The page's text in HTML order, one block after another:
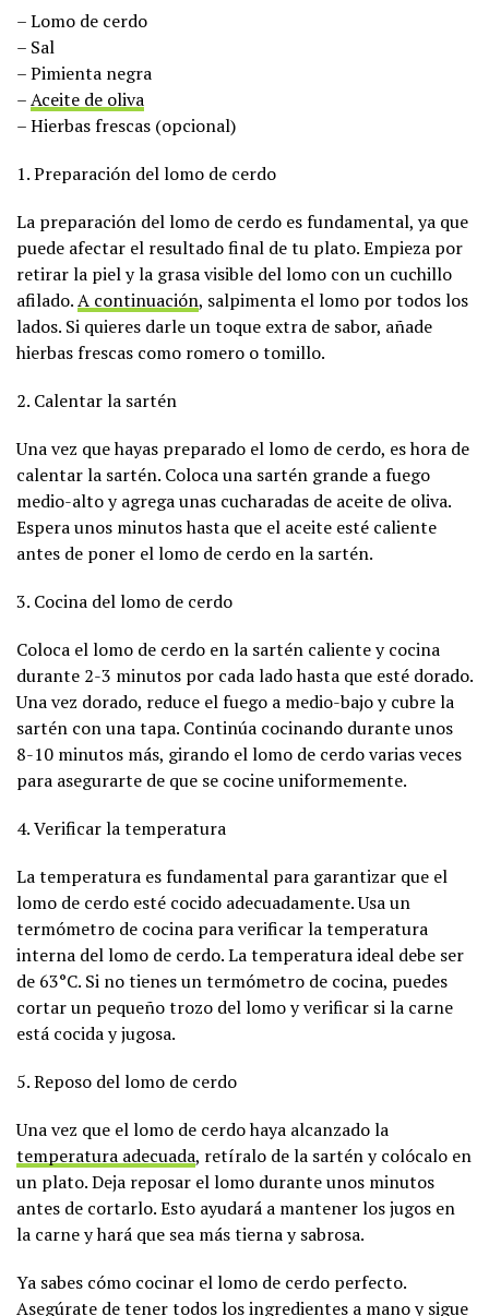
– Lomo de cerdo
– Sal
– Pimienta negra
–Aceite de oliva
– Hierbas frescas (opcional)
1. Preparación del lomo de cerdo
La preparación del lomo de cerdo es fundamental, ya que
puede afectar el resultado final de tu plato. Empieza por
retirar la piel y la grasa visible del lomo con un cuchillo
afilado.A continuación, salpimenta el lomo por todos los
lados. Si quieres darle un toque extra de sabor, añade
hierbas frescas como romero o tomillo.
2. Calentar la sartén
Una vez que hayas preparado el lomo de cerdo, es hora de
calentar la sartén. Coloca una sartén grande a fuego
medio-alto y agrega unas cucharadas de aceite de oliva.
Espera unos minutos hasta que el aceite esté caliente
antes de poner el lomo de cerdo en la sartén.
3. Cocina del lomo de cerdo
Coloca el lomo de cerdo en la sartén caliente y cocina
durante 2-3 minutos por cada lado hasta que esté dorado.
Una vez dorado, reduce el fuego a medio-bajo y cubre la
sartén con una tapa. Continúa cocinando durante unos
8-10 minutos más, girando el lomo de cerdo varias veces
para asegurarte de que se cocine uniformemente.
4. Verificar la temperatura
La temperatura es fundamental para garantizar que el
lomo de cerdo esté cocido adecuadamente. Usa un
termómetro de cocina para verificar la temperatura
interna del lomo de cerdo. La temperatura ideal debe ser
de 63°C. Si no tienes un termómetro de cocina, puedes
cortar un pequeño trozo del lomo y verificar si la carne
está cocida y jugosa.
5. Reposo del lomo de cerdo
Una vez que el lomo de cerdo haya alcanzado la
temperatura adecuada, retíralo de la sartén y colócalo en
un plato. Deja reposar el lomo durante unos minutos
antes de cortarlo. Esto ayudará a mantener los jugos en
la carne y hará que sea más tierna y sabrosa.
Ya sabes cómo cocinar el lomo de cerdo perfecto.
Asegúrate de tener todos los ingredientes a mano y sigue